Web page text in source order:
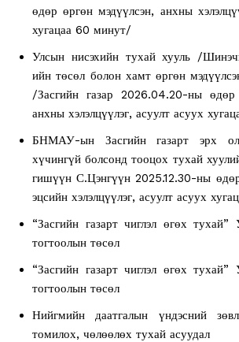
өдөр өргөн мэдүүлсэн, анхны
хугацаа 60 минут/
Улсын нисэхийн тухай хууль /
ийн төсөл болон хамт өргөн
/Засгийн газар 2026.04.20-ны өдөр
анхны хэлэлцүүлэг, асуулт асуух
БНМАУ-ын Засгийн газарт эрх
хүчингүй болсонд тооцох тухай
гишүүн С.Цэнгүүн 2025.12.30-ны
эцсийн хэлэлцүүлэг, асуулт асуух
“Засгийн газарт чиглэл өгөх
тогтоолын төсөл
“Засгийн газарт чиглэл өгөх
тогтоолын төсөл
Нийгмийн даатгалын үндэсний
томилох, чөлөөлөх тухай асуудал